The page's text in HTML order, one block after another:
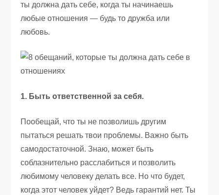
ты должна дать себе, когда ты начинаешь
любые отношения — будь то дружба или
любовь.
1. Быть ответственной за себя.
Пообещай, что ты не позволишь другим
пытаться решать твои проблемы. Важно быть
самодостаточной. Знаю, может быть
соблазнительно расслабиться и позволить
любимому человеку делать все. Но что будет,
когда этот человек уйдет? Ведь гарантий нет. Ты